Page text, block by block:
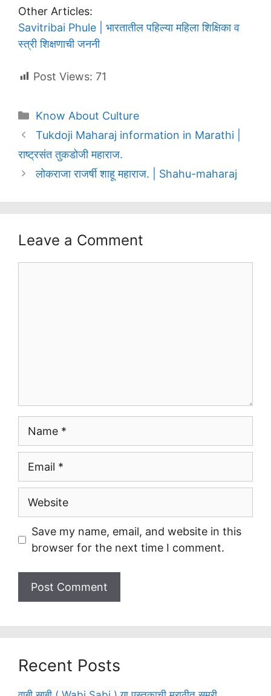
Other Articles:
Savitribai Phule | भारतातील पहिल्या महिला शिक्षिका व
स्त्री शिक्षणाची जननी
Post Views: 71
Categories
Know About Culture
Tukdoji Maharaj information in Marathi |
राष्ट्रसंत तुकडोजी महाराज.
लोकराजा राजर्षी शाहू महाराज. | Shahu-maharaj
Leave a Comment
Name
Email
Website
Save my name, email, and website in this
browser for the next time I comment.
Recent Posts